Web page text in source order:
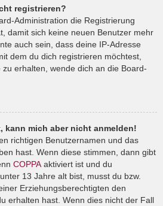
registrieren?
Administration die Registrierung
damit sich keine neuen Benutzer mehr
auch sein, dass deine IP-Adresse
dem du dich registrieren möchtest,
erhalten, wende dich an die Board-
kann mich aber nicht anmelden!
richtigen Benutzernamen und das
hast. Wenn diese stimmen, dann gibt
COPPA aktiviert ist und du
13 Jahre alt bist, musst du bzw.
Erziehungsberechtigten den
erhalten hast. Wenn dies nicht der Fall